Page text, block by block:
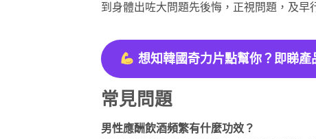
到身體出咗大問題先後悔，正視問題，及早
想知韓國奇力片點幫你？即睇產
常見問題
男性應酬飲酒頻繁有什麼功效？